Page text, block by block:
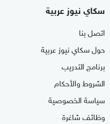
سكاي نيوز عربية
اتصل بنا
حول سكاي نيوز عربية
برنامج التدريب
الشروط والأحكام
سياسة الخصوصية
وظائف شاغرة